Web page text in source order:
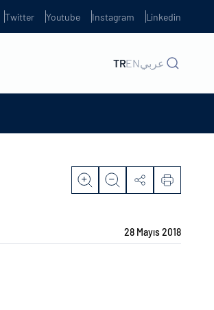
Twitter Youtube Instagram Linkedin
TRENعربي
28 Mayıs 2018